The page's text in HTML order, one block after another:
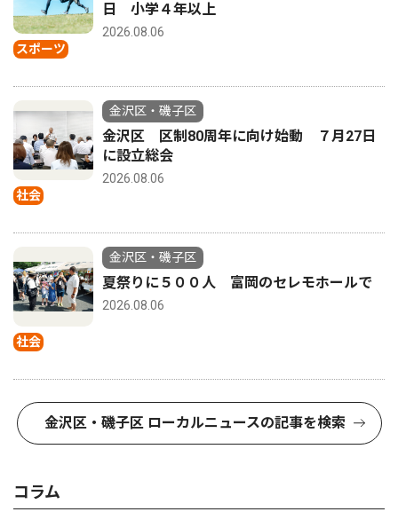
スポーツ
日 小学４年以上
2026.08.06
社会
金沢区・磯子区
金沢区 区制80周年に向け始動 ７月27日
に設立総会
2026.08.06
社会
金沢区・磯子区
夏祭りに５００人 富岡のセレモホールで
2026.08.06
金沢区・磯子区 ローカルニュースの記事を検索
コラム